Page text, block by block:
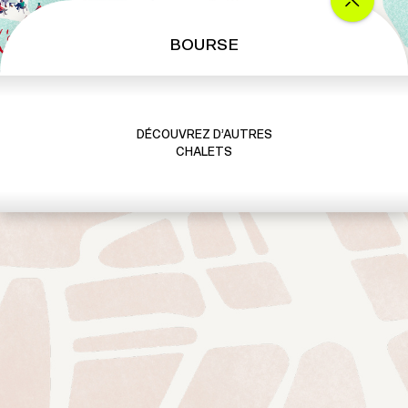
BOURSE
DÉCOUVREZ D’AUTRES
CHALETS